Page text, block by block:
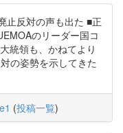
止反対の声も出た ■正
のリーダー国コ
統領も、かねてより
の姿勢を示してきた
(投稿一覧)